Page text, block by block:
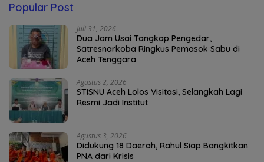
Popular Post
Juli 31, 2026
Dua Jam Usai Tangkap Pengedar,
Satresnarkoba Ringkus Pemasok Sabu di
Aceh Tenggara
Agustus 2, 2026
STISNU Aceh Lolos Visitasi, Selangkah Lagi
Resmi Jadi Institut
Agustus 3, 2026
Didukung 18 Daerah, Rahul Siap Bangkitkan
PNA dari Krisis